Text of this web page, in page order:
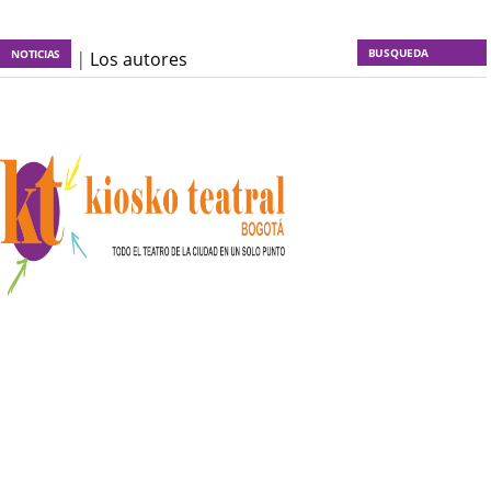
NOTICIASKT :: | Los autores
KT :: |
KT :: |Un poco de locura
para la cordura
KT :: |
Soma Mnemosine